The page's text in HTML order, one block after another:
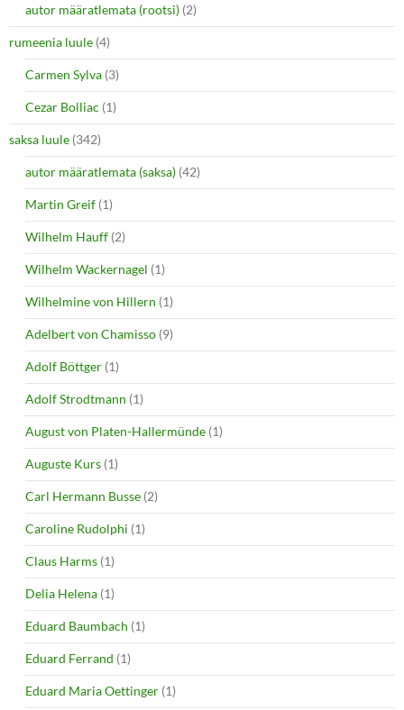
autor määratlemata (rootsi) (2)
rumeenia luule (4)
Carmen Sylva (3)
Cezar Bolliac (1)
saksa luule (342)
autor määratlemata (saksa) (42)
Martin Greif (1)
Wilhelm Hauff (2)
Wilhelm Wackernagel (1)
Wilhelmine von Hillern (1)
Adelbert von Chamisso (9)
Adolf Böttger (1)
Adolf Strodtmann (1)
August von Platen-Hallermünde (1)
Auguste Kurs (1)
Carl Hermann Busse (2)
Caroline Rudolphi (1)
Claus Harms (1)
Delia Helena (1)
Eduard Baumbach (1)
Eduard Ferrand (1)
Eduard Maria Oettinger (1)